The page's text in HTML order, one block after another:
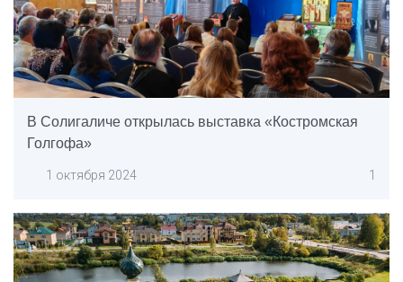
В Солигаличе открылась выставка «Костромская
Голгофа»
1 октября 2024 1